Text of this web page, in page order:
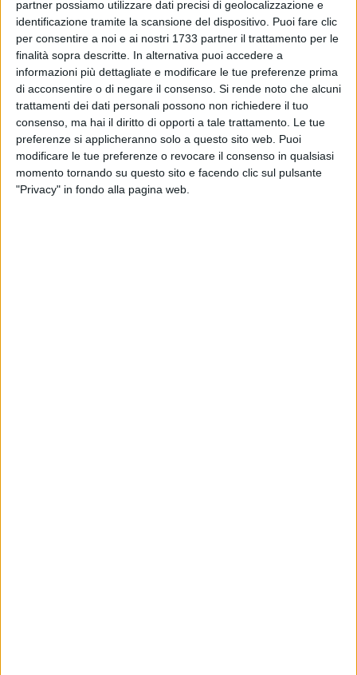
partner possiamo utilizzare dati precisi di geolocalizzazione e
identificazione tramite la scansione del dispositivo. Puoi fare clic
per consentire a noi e ai nostri 1733 partner il trattamento per le
finalità sopra descritte. In alternativa puoi accedere a
informazioni più dettagliate e modificare le tue preferenze prima
di acconsentire o di negare il consenso. Si rende noto che alcuni
trattamenti dei dati personali possono non richiedere il tuo
consenso, ma hai il diritto di opporti a tale trattamento. Le tue
preferenze si applicheranno solo a questo sito web. Puoi
modificare le tue preferenze o revocare il consenso in qualsiasi
momento tornando su questo sito e facendo clic sul pulsante
"Privacy" in fondo alla pagina web.
organizzazioni che operano nel territorio del Parco Nazionale
dell'Alta Murgia come risorsa per lo sviluppo del Parco
stesso; favorire forme di attivazione dei cittadini, in
particolare dei più giovani e delle loro organizzazioni, nelle
strategie di tutela e valorizzazione del patrimonio
ambientale e culturale del Parco. Nello specifico, Il Parco
Nazionale dell'Alta Murgia si è avvalso delle competenze e
dell'esperienza di ARTI, che ha predisposto il percorso e
l'Avviso pubblico da adottare per la realizzazione
dell'iniziativa.